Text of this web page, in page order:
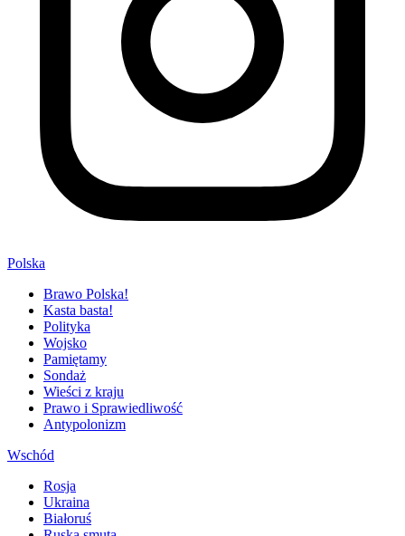
Polska
Brawo Polska!
Kasta basta!
Polityka
Wojsko
Pamiętamy
Sondaż
Wieści z kraju
Prawo i Sprawiedliwość
Antypolonizm
Wschód
Rosja
Ukraina
Białoruś